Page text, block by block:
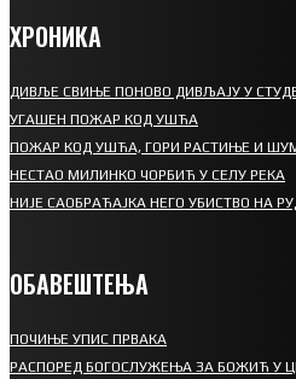
ХРОНИКА
ДИВЉЕ СВИЊЕ ПОНОВО ДИВЉАЈУ У
УГАШЕН ПОЖАР КОД УШЋА
ПОЖАР КОД УШЋА, ГОРИ РАСТИЊЕ И
НЕСТАО МИЛИНКО ЧОРБИЋ У СЕЛУ РЕКА
НИЈЕ САОБРАЋАЈКА НЕГО УБИСТВО НА
ОБАВЕШТЕЊА
ПОЧИЊЕ УПИС ПРВАКА
РАСПОРЕД БОГОСЛУЖЕЊА ЗА БОЖИЋ У